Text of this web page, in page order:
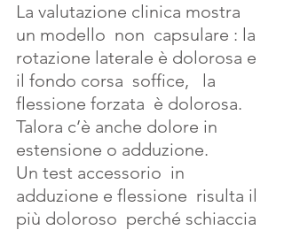
La valutazione clinica mostra
un modello  non  capsulare : la
rotazione laterale è dolorosa e
il fondo corsa  soffice,   la
flessione forzata  è dolorosa.
Talora c’è anche dolore in
estensione o adduzione.
Un test accessorio  in
adduzione e flessione  risulta il
più doloroso  perché schiaccia